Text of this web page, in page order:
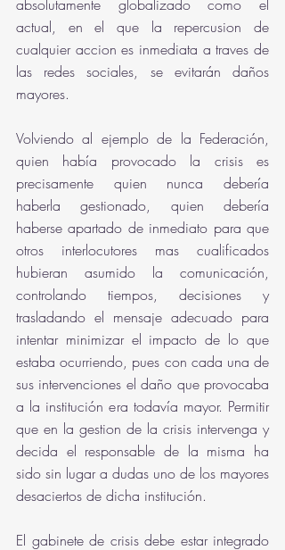
absolutamente globalizado como el
actual, en el que la repercusion de
cualquier accion es inmediata a traves de
las redes sociales, se evitarán daños
mayores.
Volviendo al ejemplo de la Federación,
quien había provocado la crisis es
precisamente quien nunca debería
haberla gestionado, quien debería
haberse apartado de inmediato para que
otros interlocutores mas cualificados
hubieran asumido la comunicación,
controlando tiempos, decisiones y
trasladando el mensaje adecuado para
intentar minimizar el impacto de lo que
estaba ocurriendo, pues con cada una de
sus intervenciones el daño que provocaba
a la institución era todavía mayor. Permitir
que en la gestion de la crisis intervenga y
decida el responsable de la misma ha
sido sin lugar a dudas uno de los mayores
desaciertos de dicha institución.
El gabinete de crisis debe estar integrado